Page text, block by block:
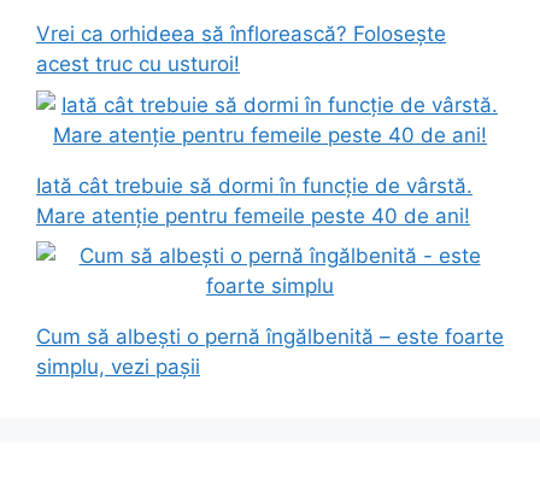
Vrei ca orhideea să înflorească? Folosește
acest truc cu usturoi!
Iată cât trebuie să dormi în funcție de vârstă.
Mare atenție pentru femeile peste 40 de ani!
Cum să albești o pernă îngălbenită – este foarte
simplu, vezi pașii